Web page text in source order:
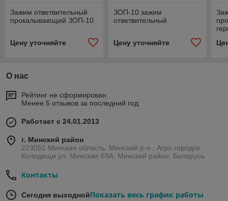
Зажим ответвительный
прокалывающий ЗОП-10
Цену уточняйте
ЗОП-10 зажим
ответвительный
Цену уточняйте
О нас
Рейтинг не сформирован
Менее 5 отзывов за последний год
Работает с 24.01.2013
г. Минский район
223051 Минская область. Минский р-н , Агро городок
Колодищи ул. Минская 69А, Минский район, Беларусь
Контакты
Сегодня выходнойПоказать весь график работы